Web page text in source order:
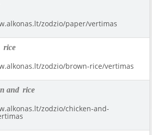
zodzio/paper/vertimas
rice
zodzio/brown-rice/vertimas
and rice
zodzio/chicken-and-